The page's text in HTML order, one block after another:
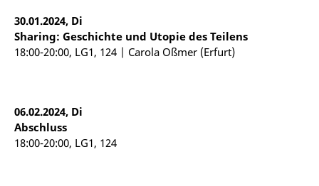
30.01.2024, Di
Sharing: Geschichte und Utopie des Teilens
18:00-20:00, LG1, 124 | Carola Oßmer (Erfurt)
06.02.2024, Di
Abschluss
18:00-20:00, LG1, 124